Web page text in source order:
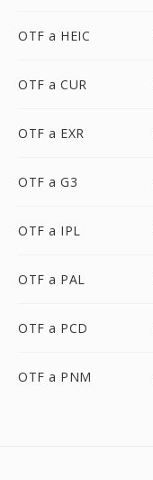
OTF a HEIC
OTF a CUR
OTF a EXR
OTF a G3
OTF a IPL
OTF a PAL
OTF a PCD
OTF a PNM